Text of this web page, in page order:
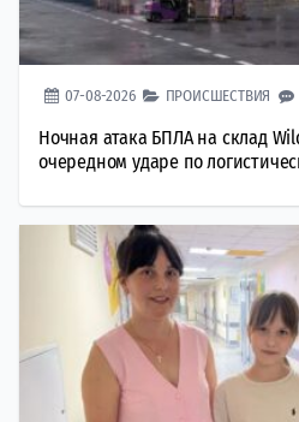
07-08-2026 ПРОИСШЕСТВИЯ
Ночная атака БПЛА на склад
очередном ударе по